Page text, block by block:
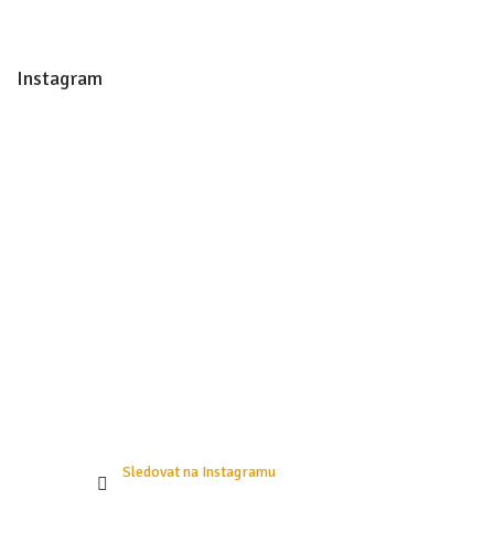
Instagram
Sledovat na Instagramu